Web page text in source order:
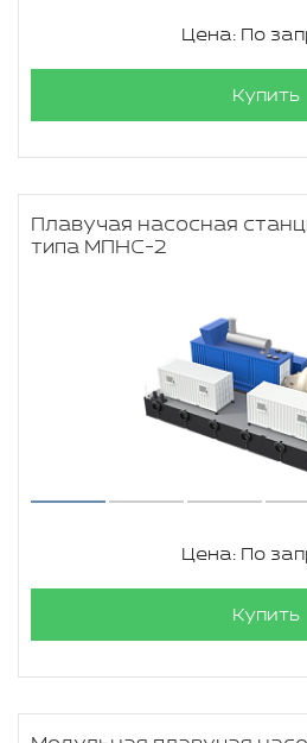
Цена: По
Купить
Плавучая насосная
типа МПНС-2
Цена: По
Купить